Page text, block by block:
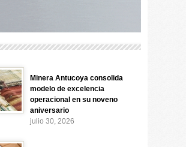
Minera Antucoya consolida
modelo de excelencia
operacional en su noveno
aniversario
julio 30, 2026